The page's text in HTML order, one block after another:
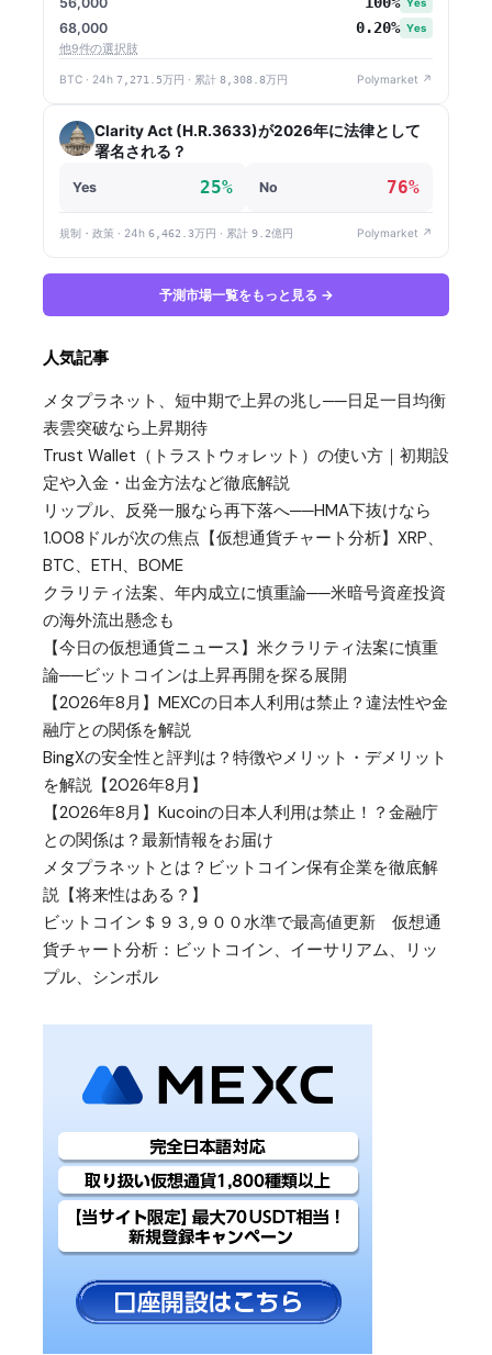
Yes
68,000 0.20% Yes
他9件の選択肢
BTC · 24h 7,271.5万円 · 累計 8,308.8万円 Polymarket ↗
Clarity Act (H.R.3633)が2026年に法律として
署名される？
Yes 25% No 76%
規制・政策 · 24h 6,462.3万円 · 累計 9.2億円 Polymarket ↗
予測市場一覧をもっと見る →
人気記事
メタプラネット、短中期で上昇の兆し──日足一目均衡
表雲突破なら上昇期待
Trust Wallet（トラストウォレット）の使い方｜初期設
定や入金・出金方法など徹底解説
リップル、反発一服なら再下落へ──HMA下抜けなら
1.008ドルが次の焦点【仮想通貨チャート分析】XRP、
BTC、ETH、BOME
クラリティ法案、年内成立に慎重論──米暗号資産投資
の海外流出懸念も
【今日の仮想通貨ニュース】米クラリティ法案に慎重
論──ビットコインは上昇再開を探る展開
【2026年8月】MEXCの日本人利用は禁止？違法性や金
融庁との関係を解説
BingXの安全性と評判は？特徴やメリット・デメリット
を解説【2026年8月】
【2026年8月】Kucoinの日本人利用は禁止！？金融庁
との関係は？最新情報をお届け
メタプラネットとは？ビットコイン保有企業を徹底解
説【将来性はある？】
ビットコイン＄９３,９００水準で最高値更新 仮想通
貨チャート分析：ビットコイン、イーサリアム、リッ
プル、シンボル